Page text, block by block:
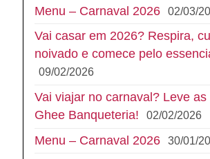
Menu – Carnaval 2026 02/03/
Vai casar em 2026? Respira,
noivado e comece pelo
09/02/2026
Vai viajar no carnaval? Leve
Ghee Banqueteria!
02/02/2026
Menu – Carnaval 2026 30/01/